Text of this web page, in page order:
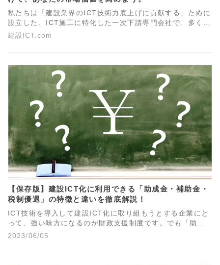
私たちは「建設業界のICT技術力底上げに貢献する」ために
設立した、ICT施工に特化した一次下請専門会社で、多くの
ICT施工現場の受注があります。協議・段取り・起工測量か
建設ICT.com
【保存版】建設ICT化に利用できる「助成金・補助金・
税制優遇」の特徴と違いを徹底解説！
ICT技術を導入して建設ICT化に取り組もうとする企業にと
って、強い味方になるのが財政支援制度です。でも「助成
金・補助金・税制優遇」がどういう制度なのかがよくわか
2023/06/05